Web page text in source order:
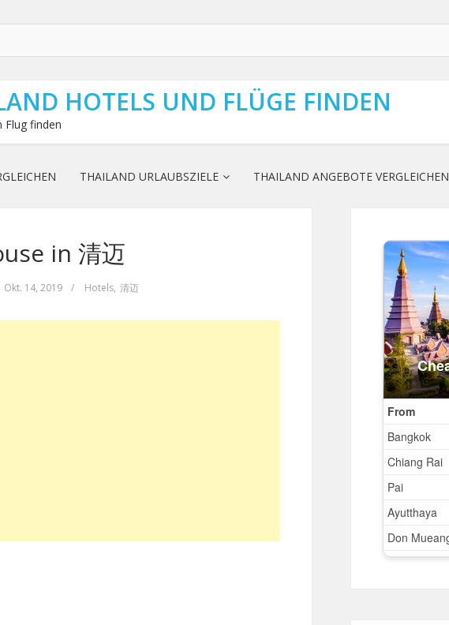
HOTELS UND FLÜGE FINDEN
Flug finden
THAILAND URLAUBSZIELE THAILAND ANGEBOTE VERGLEICHEN
in 清迈
Okt. 14, 2019 / Hotels, 清迈